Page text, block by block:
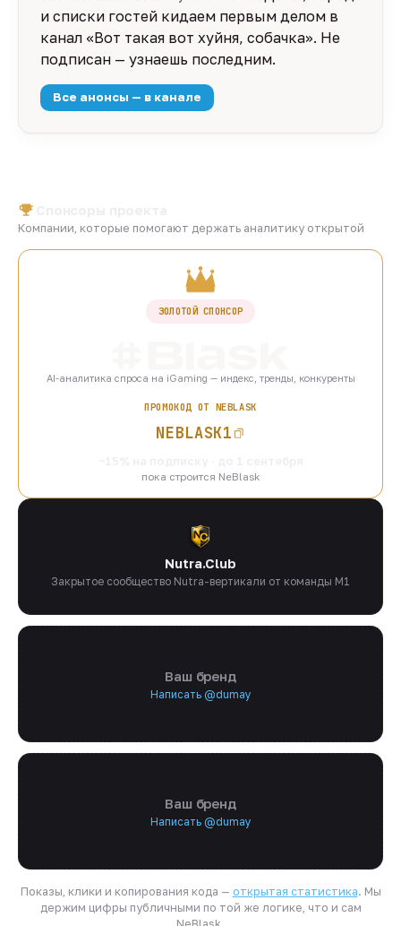
и списки гостей кидаем первым делом в
канал «Вот такая вот хуйня, собачка». Не
подписан — узнаешь последним.
Все анонсы — в канале
Компании, которые помогают держать аналитику открытой
ЗОЛОТОЙ СПОНСОР
AI-аналитика спроса на iGaming — индекс, тренды, конкуренты
ПРОМОКОД ОТ NEBLASK
NEBLASK1
пока строится NeBlask
Nutra.Club
Закрытое сообщество Nutra-вертикали от команды M1
Ваш бренд
Написать @dumay
Ваш бренд
Написать @dumay
Показы, клики и копирования кода — открытая статистика. Мы
держим цифры публичными по той же логике, что и сам